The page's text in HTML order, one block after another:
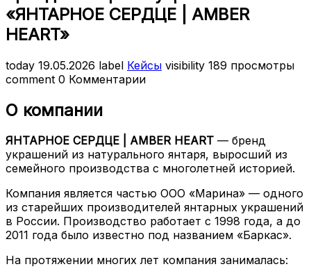
«ЯНТАРНОЕ СЕРДЦЕ | AMBER
HEART»
today 19.05.2026 label Кейсы visibility 189 просмотры
comment 0 Комментарии
О компании
ЯНТАРНОЕ СЕРДЦЕ | AMBER HEART — бренд
украшений из натурального янтаря, выросший из
семейного производства с многолетней историей.
Компания является частью ООО «Марина» — одного
из старейших производителей янтарных украшений
в России. Производство работает с 1998 года, а до
2011 года было известно под названием «Баркас».
На протяжении многих лет компания занималась: